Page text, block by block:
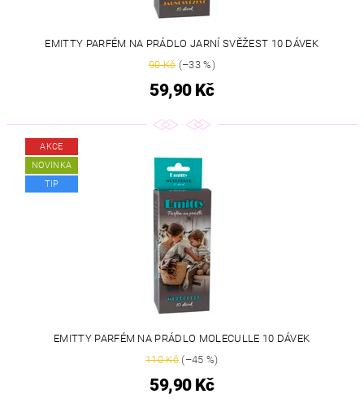
EMITTY PARFÉM NA PRÁDLO JARNÍ SVĚŽEST 10 DÁVEK
90 Kč(–33 %)
59,90 Kč
AKCE
NOVINKA
TIP
EMITTY PARFÉM NA PRÁDLO MOLECULLE 10 DÁVEK
110 Kč(–45 %)
59,90 Kč